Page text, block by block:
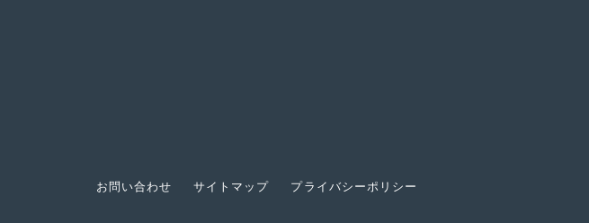
お問い合わせ
サイトマップ プライバシーポリシー